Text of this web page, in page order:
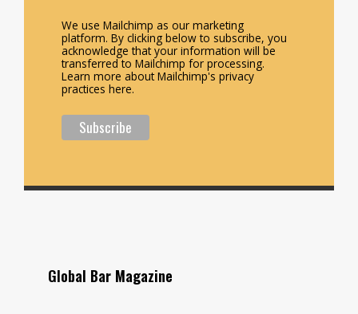
We use Mailchimp as our marketing
platform. By clicking below to subscribe, you
acknowledge that your information will be
transferred to Mailchimp for processing.
Learn more about Mailchimp's privacy
practices here.
Global Bar Magazine